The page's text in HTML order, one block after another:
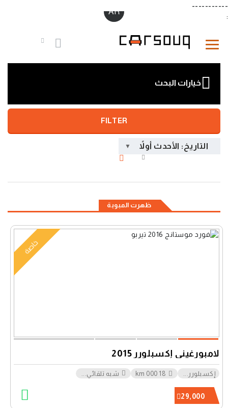
-----------
:
AR
خيارات البحث
FILTER
التاريخ: الأحدث أولاً
ظهرت المبوبة
خاصة
29,000
لامبورغيني إكسبلورر 2015
إكسبلورر ...
18 000 km شبه تلقائي...